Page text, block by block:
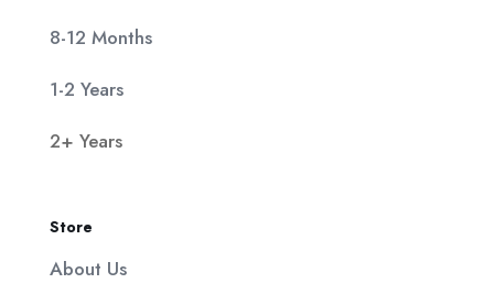
8-12 Months
1-2 Years
2+ Years
Store
About Us